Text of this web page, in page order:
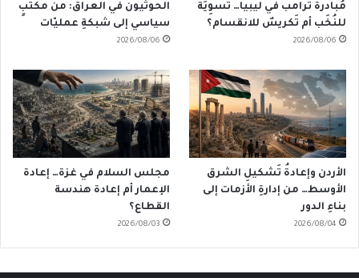
مُبادرةُ ترامب في ليبيا… تَسوِيَةٌ
للنُخَب أم تَكريسٌ للانقسام؟
2026/08/06
الحوثيون في العراق: من مكتبٍ
سياسي إلى شبكةِ عمليّات
2026/08/06
الأردن وإعادةُ تَشكيلِ الشرق
الأوسط… من إدارةِ الأزمات إلى
بناءِ الدور
2026/08/04
مجلس السلام في غزة… إعادة
الإعمار أم إعادة هندسة
القطاع؟
2026/08/03